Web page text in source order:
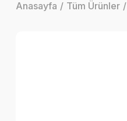
Anasayfa Tüm Ürünler